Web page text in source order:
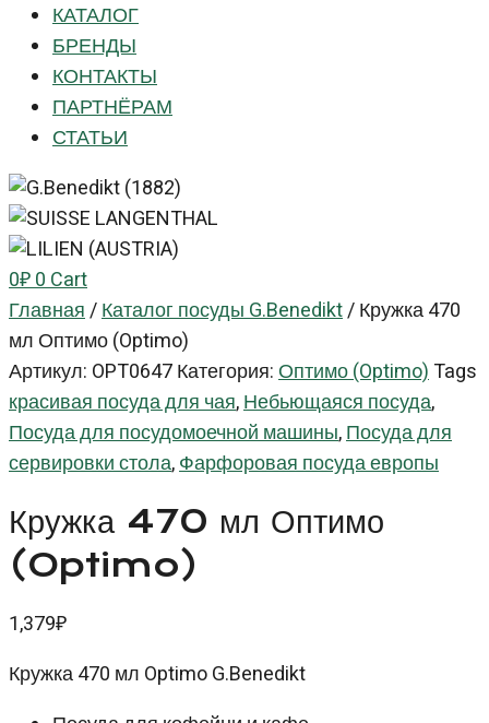
КАТАЛОГ
БРЕНДЫ
КОНТАКТЫ
ПАРТНЁРАМ
СТАТЬИ
0₽0Cart
Главная/Каталог посуды G.Benedikt/Кружка 470
мл Оптимо (Optimo)
Артикул: OPT0647Категория:Оптимо (Optimo)Tags
красивая посуда для чая,Небьющаяся посуда,
Посуда для посудомоечной машины,Посуда для
сервировки стола,Фарфоровая посуда европы
Кружка 470 мл Оптимо
(Optimo)
1,379₽
Кружка 470 мл Optimo G.Benedikt